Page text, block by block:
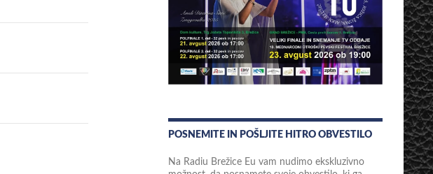
POSNEMITE IN POŠLJITE HITRO OBVESTILO
Na Radiu Brežice Eu vam nudimo ekskluzivno